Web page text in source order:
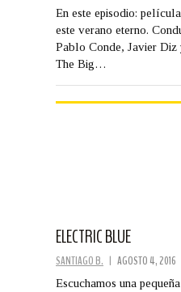
En este episodio:
este verano eterno.
Pablo Conde, Javier Diz
The Big…
ELECTRIC BLUE
SANTIAGO B. | AGOSTO 4, 2016
Escuchamos una